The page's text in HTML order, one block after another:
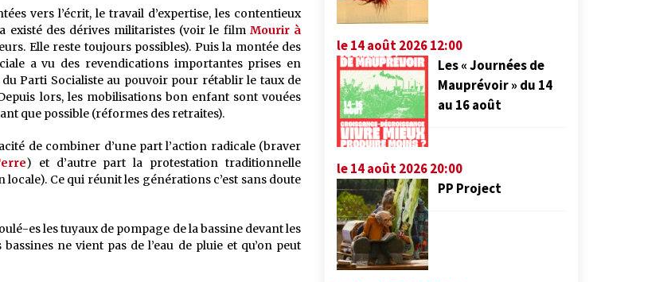
vers l’écrit, le travail d’expertise, les contentieux
existé des dérives militaristes (voir le film Mourir à
Elle reste toujours possibles). Puis la montée des
a vu des revendications importantes prises en
Parti Socialiste au pouvoir pour rétablir le taux de
lors, les mobilisations bon enfant sont vouées
que possible (réformes des retraites).
de combiner d’une part l’action radicale (braver
) et d’autre part la protestation traditionnelle
Ce qui réunit les générations c’est sans doute
es les tuyaux de pompage de la bassine devant les
ne vient pas de l’eau de pluie et qu’on peut
le 14 août 2026 12:00
Les « Journées de
Mauprévoir » du 14
au 16 août
le 14 août 2026 20:00
PP Project